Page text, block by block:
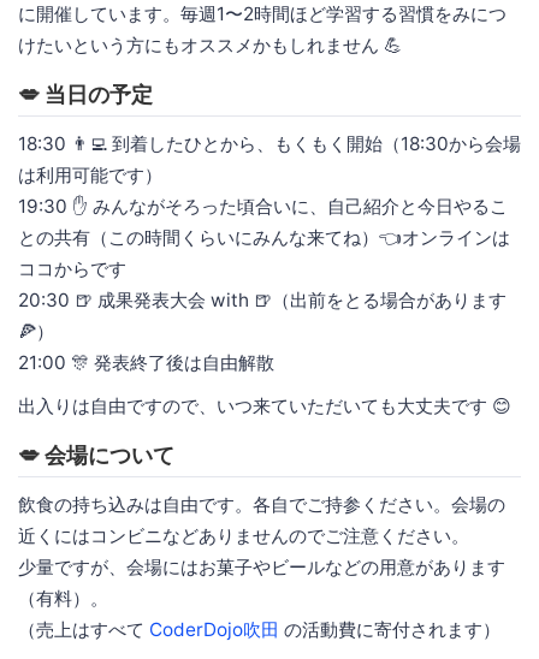
に開催しています。毎週1〜2時間ほど学習する習慣をみにつ
けたいという方にもオススメかもしれません 💪
💋 当日の予定
18:30 👨‍💻 到着したひとから、もくもく開始（18:30から会場
は利用可能です）
19:30 ✋ みんながそろった頃合いに、自己紹介と今日やるこ
との共有（この時間くらいにみんな来てね）👈オンラインは
ココからです
20:30 🍺 成果発表大会 with 🍺（出前をとる場合があります
🍕）
21:00 🎊 発表終了後は自由解散
出入りは自由ですので、いつ来ていただいても大丈夫です 😊
💋 会場について
飲食の持ち込みは自由です。各自でご持参ください。会場の
近くにはコンビニなどありませんのでご注意ください。
少量ですが、会場にはお菓子やビールなどの用意があります
（有料）。
（売上はすべて CoderDojo吹田 の活動費に寄付されます）